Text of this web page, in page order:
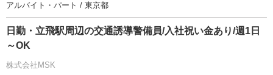
アルバイト・パート / 東京都
日勤・立飛駅周辺の交通誘導警備員/入社祝い金あり/週1日
～OK
株式会社MSK